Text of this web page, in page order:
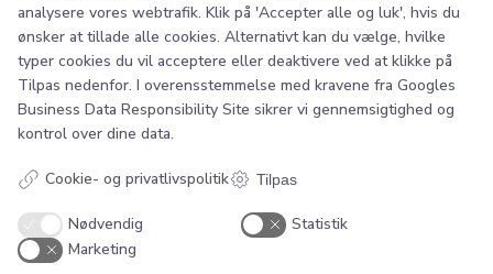
Kontakt
Telefonnr.:29612755
E-mail:info@sb-flex.com
Links
Handelsbetingelser
Cookie og privatlivspolitik
Bestillings- og monteringsvejledning
analysere vores webtrafik. Klik på 'Accepter alle og luk', hvis du
ønsker at tillade alle cookies. Alternativt kan du vælge, hvilke
typer cookies du vil acceptere eller deaktivere ved at klikke på
Tilpas nedenfor. I overensstemmelse med kravene fra Googles
Business Data Responsibility Site sikrer vi gennemsigtighed og
kontrol over dine data.
Cookie- og privatlivspolitik Tilpas
Nødvendig
Statistik
Marketing